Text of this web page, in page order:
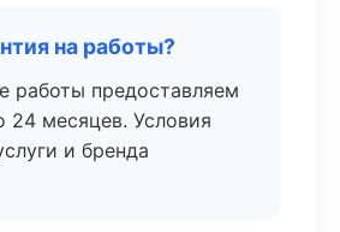
на работы?
работы предоставляем
24 месяцев. Условия
и бренда